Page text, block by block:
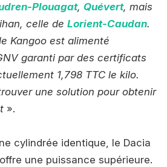
Plouagat, Quévert, mais
celle de Lorient-Caudan.
Kangoo est alimenté
garanti par des certificats
1,798 TTC le kilo.
une solution pour obtenir
».
cylindrée identique, le Dacia
une puissance supérieure.